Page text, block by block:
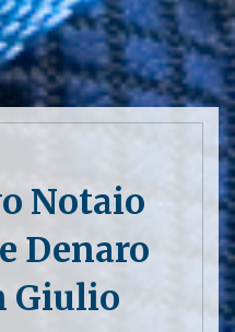
Notaio
Denaro
Giulio